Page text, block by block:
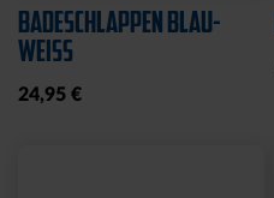
BADESCHLAPPEN BLAU-
WEISS
24,95 €